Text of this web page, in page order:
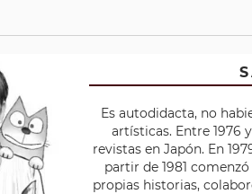
Es autodidacta, no
artísticas. Entre 1976
revistas en Japón. En
partir de 1981
propias historias,